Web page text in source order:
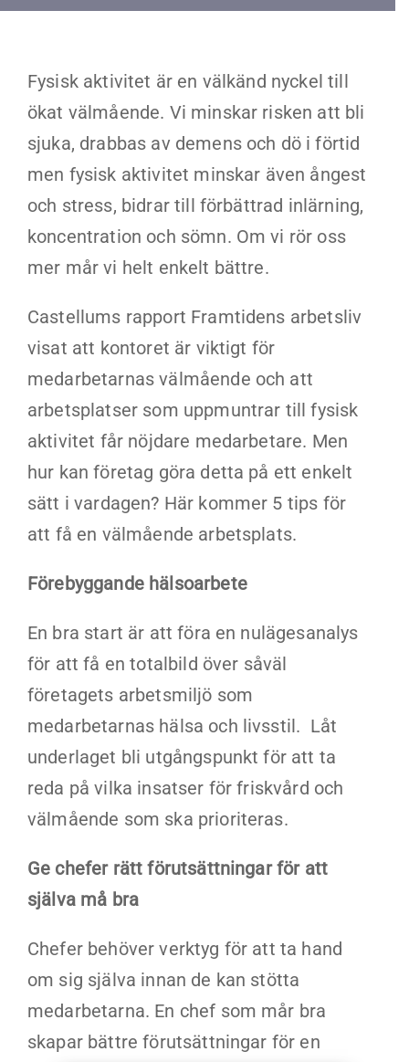
Portal
Fysisk aktivitet är en välkänd nyckel till
ökat välmående. Vi minskar risken att bli
sjuka, drabbas av demens och dö i förtid
men fysisk aktivitet minskar även ångest
och stress, bidrar till förbättrad inlärning,
koncentration och sömn. Om vi rör oss
mer mår vi helt enkelt bättre.
Castellums rapport Framtidens arbetsliv
visat att kontoret är viktigt för
medarbetarnas välmående och att
arbetsplatser som uppmuntrar till fysisk
aktivitet får nöjdare medarbetare. Men
hur kan företag göra detta på ett enkelt
sätt i vardagen? Här kommer 5 tips för
att få en välmående arbetsplats.
Förebyggande hälsoarbete
En bra start är att föra en nulägesanalys
för att få en totalbild över såväl
företagets arbetsmiljö som
medarbetarnas hälsa och livsstil. Låt
underlaget bli utgångspunkt för att ta
reda på vilka insatser för friskvård och
välmående som ska prioriteras.
Ge chefer rätt förutsättningar för att
själva må bra
Chefer behöver verktyg för att ta hand
om sig själva innan de kan stötta
medarbetarna. En chef som mår bra
skapar bättre förutsättningar för en